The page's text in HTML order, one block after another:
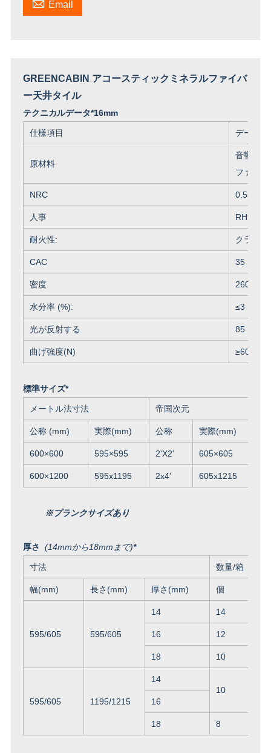
 Email
GREENCABIN アコースティックミネラルファイバ
ー天井タイル
テクニカルデータ*16mm
仕様項目 データ
原材料
音響組
ファイバ
NRC 0.55まで
人事 RH99ま
耐火性: クラスA
CAC 35
密度 260-
水分率 (%): ≤3
光が反射する 85
曲げ強度(N) ≥60
標準サイズ*
メートル法寸法 帝国次元
公称 (mm) 実際(mm) 公称 実際(mm)
600×600 595×595 2'X2' 605×605
600×1200 595x1195 2x4' 605x1215
※プランクサイズあり
厚さ (14mmから18mmまで)*
寸法 数量/箱
幅(mm) 長さ(mm) 厚さ(mm) 個
595/605 595/605
14 14
16 12
18 10
595/605 1195/1215
14
10
16
18 8